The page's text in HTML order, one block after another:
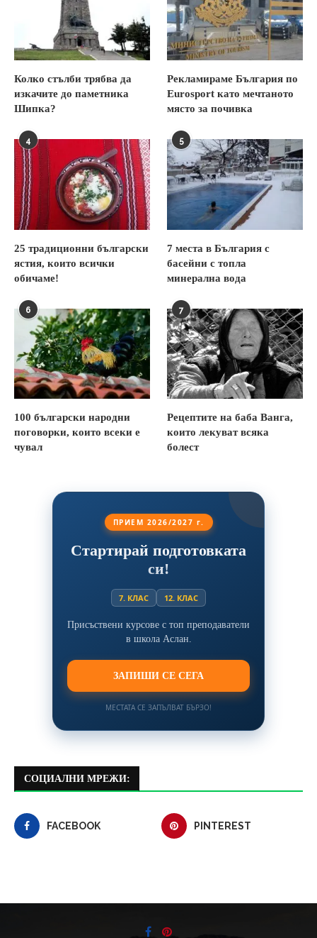
Колко стълби трябва да
изкачите до паметника
Шипка?
Рекламираме България по
Eurosport като мечтаното
място за почивка
4
25 традиционни български
ястия, които всички
обичаме!
5
7 места в България с
басейни с топла
минерална вода
6
100 български народни
поговорки, които всеки е
чувал
7
Рецептите на баба Ванга,
които лекуват всяка
болест
ПРИЕМ 2026/2027 г.
Стартирай подготовката
си!
7. КЛАС 12. КЛАС
Присъствени курсове с топ преподаватели
в школа Аслан.
ЗАПИШИ СЕ СЕГА
МЕСТАТА СЕ ЗАПЪЛВАТ БЪРЗО!
СОЦИАЛНИ МРЕЖИ:
FACEBOOK PINTEREST